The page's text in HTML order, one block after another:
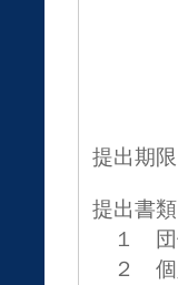
み)
〒
岡谷
TEL
提出
提出書
１ 団
２ 個